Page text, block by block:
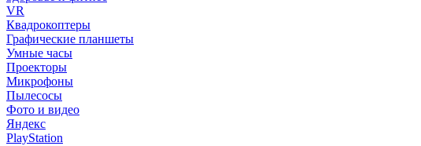
VR
Квадрокоптеры
Графические планшеты
Умные часы
Проекторы
Микрофоны
Пылесосы
Фото и видео
Яндекс
PlayStation